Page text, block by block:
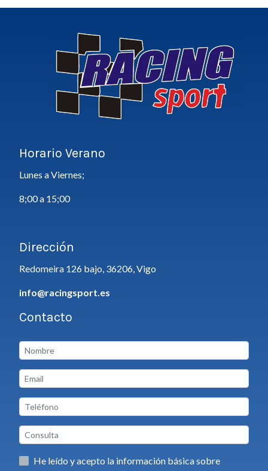
Horario Verano
Lunes a Viernes;
8;00 a 15;00
Dirección
Redomeira 126 bajo, 36206, Vigo
info@racingsport.es
Contacto
He leído y acepto la información básica sobre